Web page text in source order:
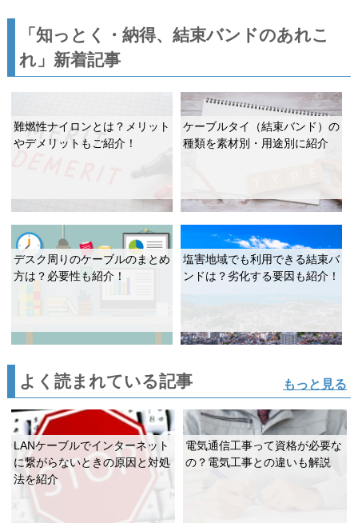
「知っとく・納得、結束バンドのあれこ
れ」新着記事
難燃性ナイロンとは？メリット
やデメリットもご紹介！
ケーブルタイ（結束バンド）の
種類を素材別・用途別に紹介
デスク周りのケーブルのまとめ
方は？必要性も紹介！
塩害地域でも利用できる結束バ
ンドは？劣化する要因も紹介！
よく読まれている記事 もっと見る
LANケーブルでインターネット
に繋がらないときの原因と対処
法を紹介
電気通信工事って資格が必要な
の？電気工事との違いも解説